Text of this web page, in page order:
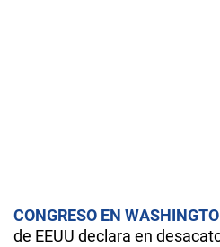
CONGRESO EN
de EEUU declara en